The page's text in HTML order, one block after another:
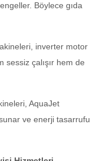
Böylece gıda
inverter motor
sessiz çalışır hem de
AquaJet
ve enerji tasarrufu